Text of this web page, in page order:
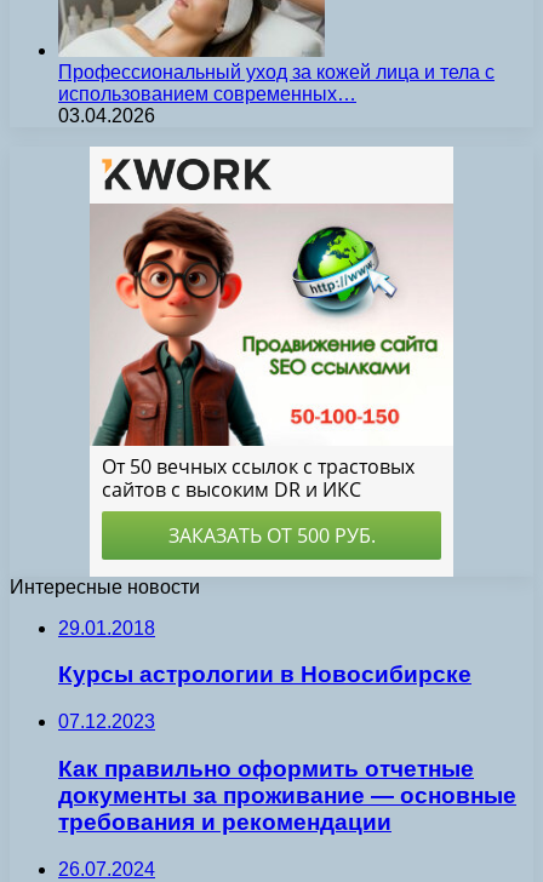
Профессиональный уход за кожей лица и тела с
использованием современных…
03.04.2026
Интересные новости
29.01.2018
Курсы астрологии в Новосибирске
07.12.2023
Как правильно оформить отчетные
документы за проживание — основные
требования и рекомендации
26.07.2024